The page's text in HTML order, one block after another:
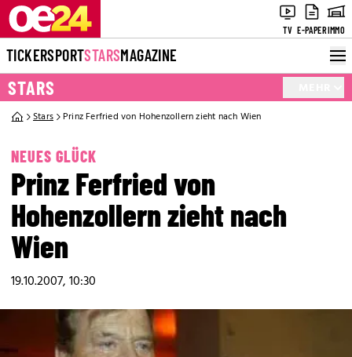
TV E-PAPERIMMO
TICKERSPORTSTARSMAGAZINE
STARS
Stars Prinz Ferfried von Hohenzollern zieht nach Wien
NEUES GLÜCK
Prinz Ferfried von
Hohenzollern zieht nach
Wien
19.10.2007, 10:30